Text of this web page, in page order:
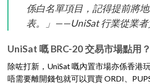
係白名單項目，記得提前將
表。」——UniSat 行業從業者
UniSat 嘅 BRC-20 交易市場點用？
除咗打新，UniSat 嘅內置市場亦係香港
唔需要離開錢包就可以買賣 ORDI、